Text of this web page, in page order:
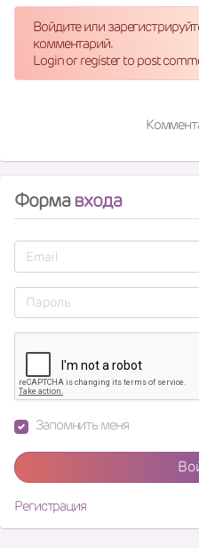
Войдите или
комментарий.
Login or register to post
Формавхода
Запомнить меня
Регистрация